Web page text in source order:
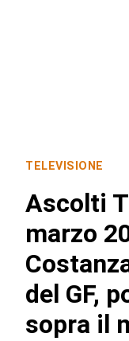
TELEVISIONE
Ascolti
marzo
del GF,
sopra il